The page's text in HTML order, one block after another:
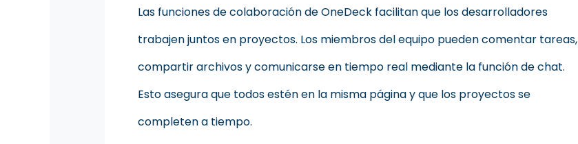
Las funciones de colaboración de OneDeck facilitan que los desarrolladores
trabajen juntos en proyectos. Los miembros del equipo pueden comentar tareas,
compartir archivos y comunicarse en tiempo real mediante la función de chat.
Esto asegura que todos estén en la misma página y que los proyectos se
completen a tiempo.